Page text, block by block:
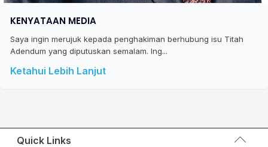
KENYATAAN MEDIA
Saya ingin merujuk kepada penghakiman berhubung isu Titah
Adendum yang diputuskan semalam. Ing...
Ketahui Lebih Lanjut
Quick Links